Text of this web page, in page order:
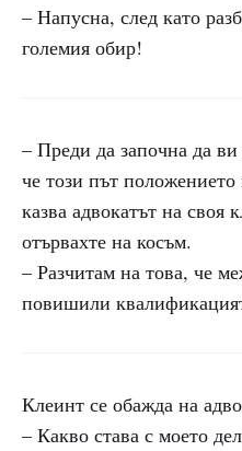
– Напусна, след като
големия обир!
– Преди да започна да
че този път
казва адвокатът на
отървахте на косъм.
– Разчитам на това, че
повишили
Клеинт се обажда на
– Какво става с моето